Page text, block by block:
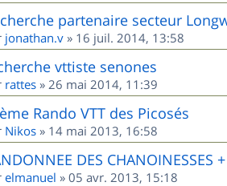
partenaire secteur
jonathan.v » 16 juil. 2014, 13:58
vttiste senones
rattes » 26 mai 2014, 11:39
Rando VTT des Picosés
Nikos » 14 mai 2013, 16:58
DES CHANOINESSES
elmanuel » 05 avr. 2013, 15:18